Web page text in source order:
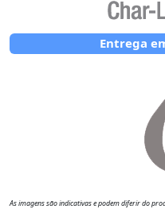
Entrega
As imagens são indicativas e podem diferir do